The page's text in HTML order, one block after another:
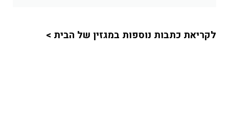
לקריאת כתבות נוספות במגזין של הבית >